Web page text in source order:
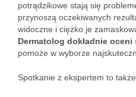
potrądzikowe stają się
przynoszą oczekiwanych
widoczne i ciężko je
Dermatolog dokładnie
pomoże w wyborze
Spotkanie z ekspertem to